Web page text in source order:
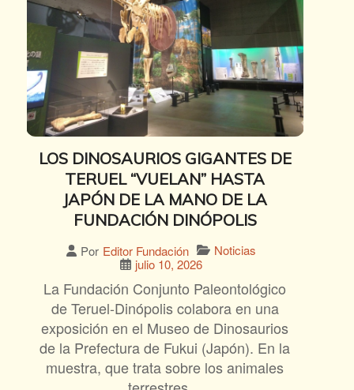
LOS DINOSAURIOS GIGANTES DE
TERUEL “VUELAN” HASTA
JAPÓN DE LA MANO DE LA
FUNDACIÓN DINÓPOLIS
Por Editor Fundación
Noticias
julio 10, 2026
La Fundación Conjunto Paleontológico
de Teruel-Dinópolis colabora en una
exposición en el Museo de Dinosaurios
de la Prefectura de Fukui (Japón). En la
muestra, que trata sobre los animales